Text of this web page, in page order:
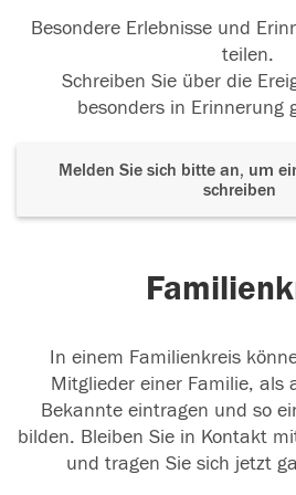
Besondere Erlebnisse und
teilen.
Schreiben Sie über die
besonders in Erinnerung
Melden Sie sich bitte an, um
schreiben
In einem Familienkreis
Mitglieder einer Familie, als
Bekannte eintragen und so
bilden. Bleiben Sie in Kontakt
und tragen Sie sich jetzt